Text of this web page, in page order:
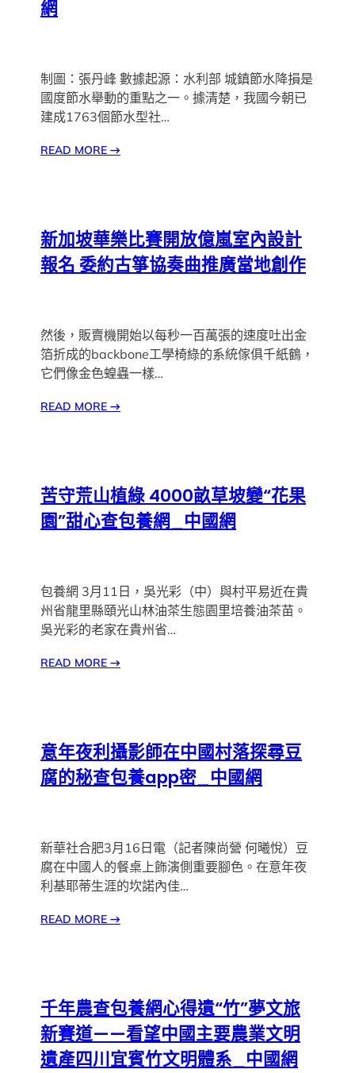
網
制圖：張丹峰 數據起源：水利部 城鎮節水降損是
國度節水舉動的重點之一。據清楚，我國今朝已
建成1763個節水型社…
READ MORE→
新加坡華樂比賽開放億嵐室內設計
報名 委約古箏協奏曲推廣當地創作
然後，販賣機開始以每秒一百萬張的速度吐出金
箔折成的backbone工學椅綠的系統傢俱千紙鶴，
它們像金色蝗蟲一樣…
READ MORE→
苦守荒山植綠 4000畝草坡變“花果
園”甜心查包養網_中國網
包養網 3月11日，吳光彩（中）與村平易近在貴
州省龍里縣頤光山林油茶生態園里培養油茶苗。
吳光彩的老家在貴州省…
READ MORE→
意年夜利攝影師在中國村落探尋豆
腐的秘查包養app密_中國網
新華社合肥3月16日電（記者陳尚營 何曦悅）豆
腐在中國人的餐桌上飾演側重要腳色。在意年夜
利基耶蒂生涯的坎諾內佳…
READ MORE→
千年農查包養網心得遺“竹”夢文旅
新賽道——看望中國主要農業文明
遺產四川宜賓竹文明體系_中國網